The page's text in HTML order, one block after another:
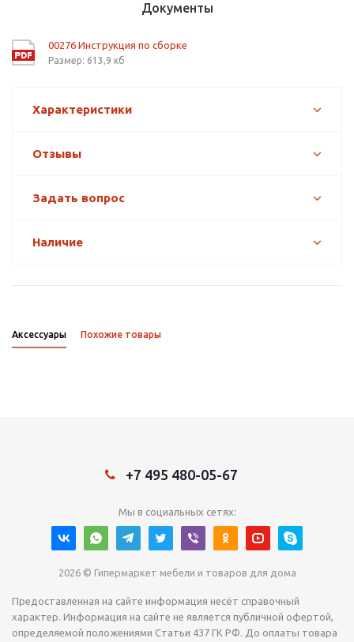
Документы
00276 Инструкция по сборке
Размер: 613,9 кб
Характеристики
Отзывы
Задать вопрос
Наличие
Аксессуары Похожие товары
+7 495 480-05-67
Мы в социальных сетях:
2026 © Гипермаркет мебели и товаров для дома
Предоставленная на сайте информация несёт справочный
характер. Информация на сайте не является публичной офертой,
определяемой положениями Статьи 437 ГК РФ. До оплаты товара